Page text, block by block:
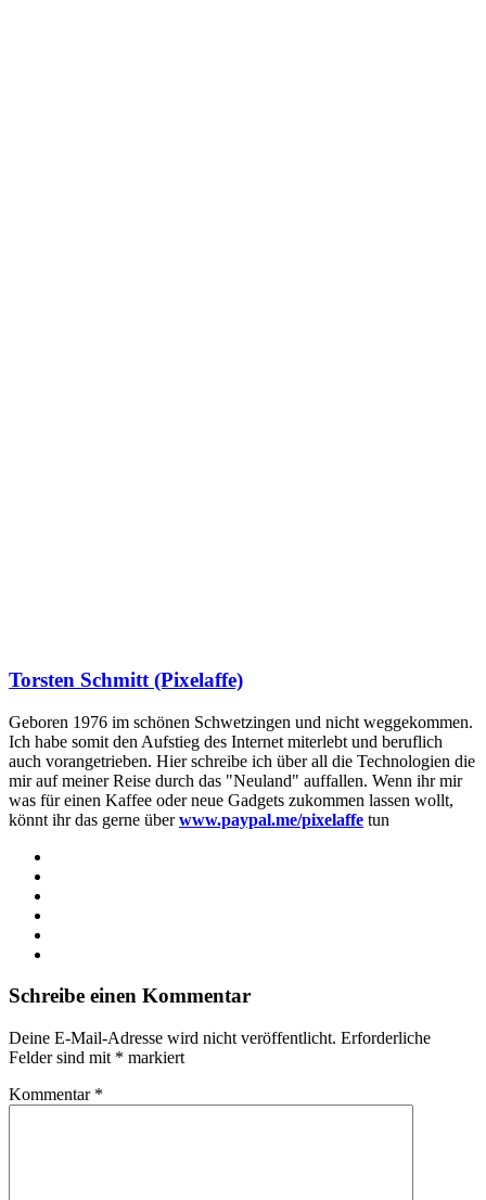
Torsten Schmitt (Pixelaffe)
Geboren 1976 im schönen Schwetzingen und nicht weggekommen.
Ich habe somit den Aufstieg des Internet miterlebt und beruflich
auch vorangetrieben. Hier schreibe ich über all die Technologien die
mir auf meiner Reise durch das "Neuland" auffallen. Wenn ihr mir
was für einen Kaffee oder neue Gadgets zukommen lassen wollt,
könnt ihr das gerne überwww.paypal.me/pixelaffe tun
Schreibe einen Kommentar
Deine E-Mail-Adresse wird nicht veröffentlicht. Erforderliche
Felder sind mit * markiert
Kommentar *